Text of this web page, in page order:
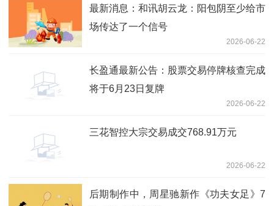
最新消息：和讯胡云龙：阳包阴至少给市
场传达了一个信号
2026-06-22
长盈通最新公告：股票交易停牌核查完成
将于6月23日复牌
2026-06-22
三花智控大宗交易成交768.91万元
2026-06-22
后期制作中，周星驰新作《功夫女足》7